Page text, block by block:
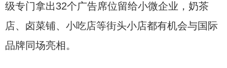
级专门拿出32个广告席位留给小微企业，奶茶
店、卤菜铺、小吃店等街头小店都有机会与国际
品牌同场亮相。